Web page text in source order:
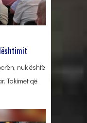
nuk është
Takimet që